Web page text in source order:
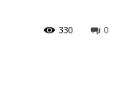
0
330